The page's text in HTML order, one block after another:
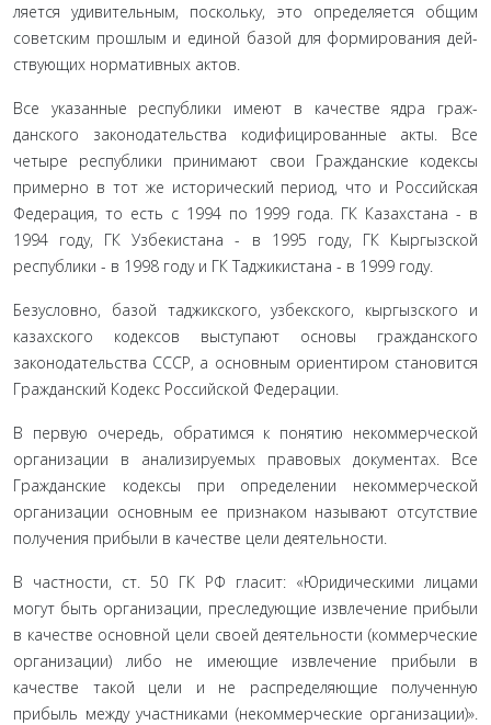
ляется удивительным, поскольку, это определяется общим
советским прошлым и единой базой для формирования дей­
ствующих нормативных актов.
Все указанные республики имеют в качестве ядра граж­
данского законодательства кодифицированные акты. Все
четыре республики принимают свои Гражданские кодексы
примерно в тот же исторический период, что и Российская
Федерация, то есть с 1994 по 1999 года. ГК Казахстана - в
1994 году, ГК Узбекистана - в 1995 году, ГК Кыргызской
республи­ки - в 1998 году и ГК Таджикистана - в 1999 году.
Безусловно, базой таджикского, узбекского, кыргызско­го и
казахского кодексов выступают основы гражданского
законодательства СССР, а основным ориентиром становится
Гражданский Кодекс Российской Федерации.
В первую очередь, обратимся к понятию неком­мерческой
организации в анализируемых правовых до­кументах. Все
Гражданские кодексы при определении некоммерческой
организации основным ее признаком называют отсутствие
получения прибыли в качестве цели деятельности.
В частности, ст. 50 ГК РФ гласит: «Юридическими ли­цами
могут быть организации, преследующие извлече­ние прибыли
в качестве основной цели своей деятельности (коммерческие
организации) либо не имеющие извлечение прибыли в
качестве такой цели и не распределяющие по­лученную
прибыль между участниками (некоммерческие организации)».